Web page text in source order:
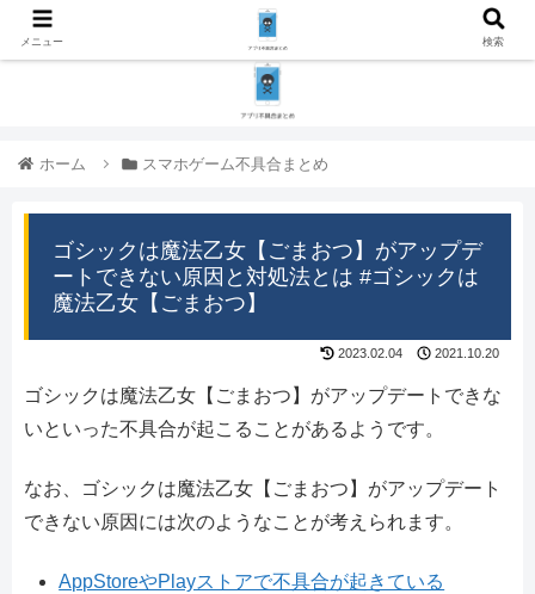
ホーム スマホゲーム不具合まとめ
ゴシックは魔法乙女【ごまおつ】がアップデ
ートできない原因と対処法とは #ゴシックは
魔法乙女【ごまおつ】
2023.02.04 2021.10.20
ゴシックは魔法乙女【ごまおつ】がアップデートできな
いといった不具合が起こることがあるようです。
なお、ゴシックは魔法乙女【ごまおつ】がアップデート
できない原因には次のようなことが考えられます。
AppStoreやPlayストアで不具合が起きている
メニュー 検索